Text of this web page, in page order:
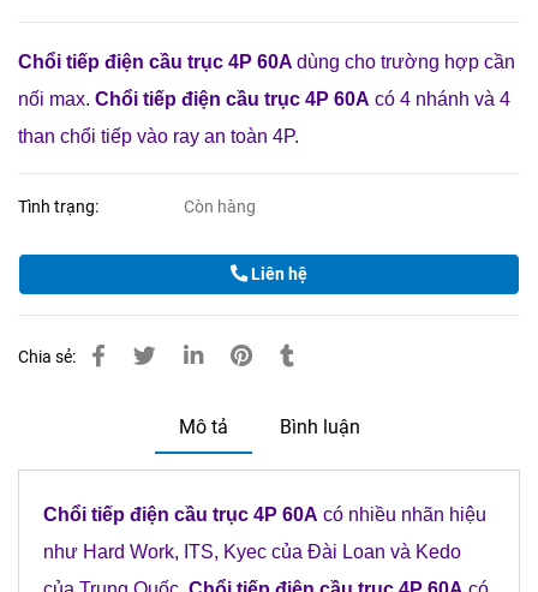
Chổi tiếp điện cầu trục 4P 60A dùng cho trường hợp cần
nối max. Chổi tiếp điện cầu trục 4P 60A có 4 nhánh và 4
than chổi tiếp vào ray an toàn 4P.
Tình trạng: Còn hàng
Liên hệ
Chia sẻ:
Mô tả Bình luận
Chổi tiếp điện cầu trục 4P 60A có nhiều nhãn hiệu
như Hard Work, ITS, Kyec của Đài Loan và Kedo